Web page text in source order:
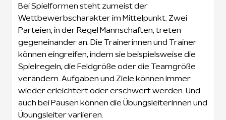
Bei Spielformen steht zumeist der
Wettbewerbscharakter im Mittelpunkt. Zwei
Parteien, in der Regel Mannschaften, treten
gegeneinander an. Die Trainerinnen und Trainer
können eingreifen, indem sie beispielsweise die
Spielregeln, die Feldgröße oder die Teamgröße
verändern. Aufgaben und Ziele können immer
wieder erleichtert oder erschwert werden. Und
auch bei Pausen können die Übungsleiterinnen und
Übungsleiter variieren.